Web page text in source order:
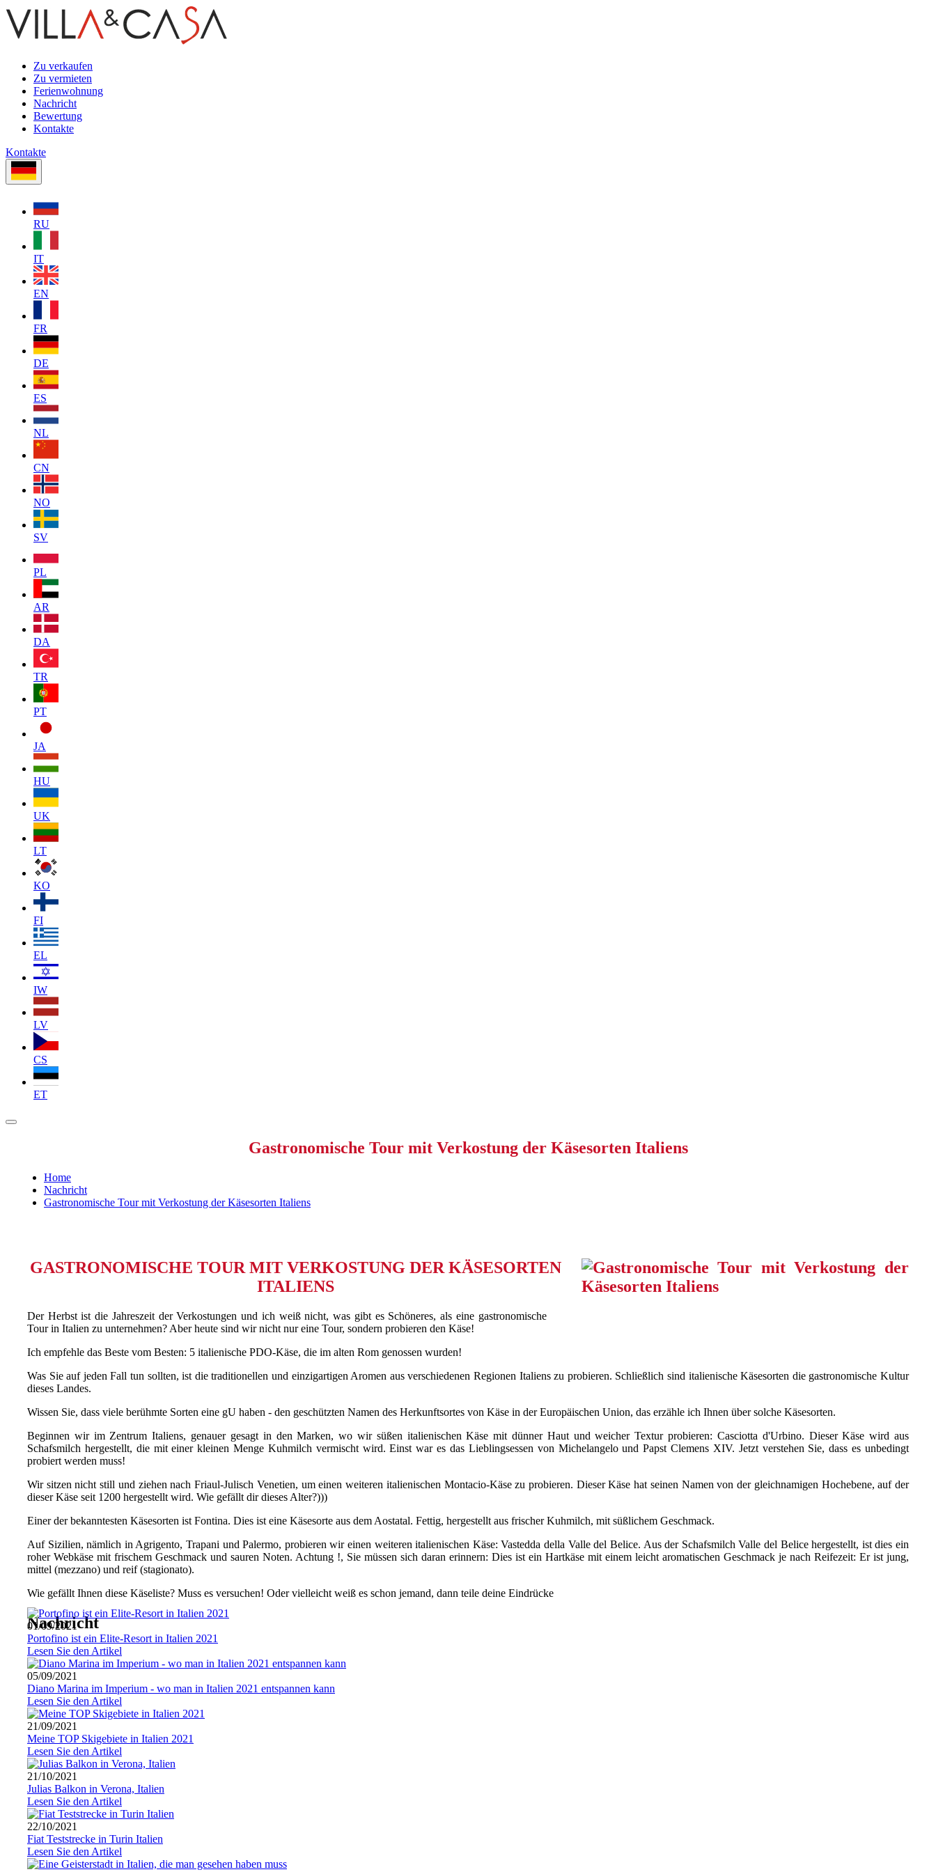
Zu verkaufen
Zu vermieten
Ferienwohnung
Nachricht
Bewertung
Kontakte
Kontakte
RU
IT
EN
FR
DE
ES
NL
CN
NO
SV
PL
AR
DA
TR
PT
JA
HU
UK
LT
KO
FI
EL
IW
LV
CS
ET
Gastronomische Tour mit Verkostung der Käsesorten Italiens
Home
Nachricht
Gastronomische Tour mit Verkostung der Käsesorten Italiens
GASTRONOMISCHE TOUR MIT VERKOSTUNG DER KÄSESORTEN
ITALIENS
Der Herbst ist die Jahreszeit der Verkostungen und ich weiß nicht, was gibt es Schöneres, als eine gastronomische
Tour in Italien zu unternehmen? Aber heute sind wir nicht nur eine Tour, sondern probieren den Käse!
Ich empfehle das Beste vom Besten: 5 italienische PDO-Käse, die im alten Rom genossen wurden!
Was Sie auf jeden Fall tun sollten, ist die traditionellen und einzigartigen Aromen aus verschiedenen Regionen Italiens zu probieren. Schließlich sind italienische Käsesorten die gastronomische Kultur
dieses Landes.
Wissen Sie, dass viele berühmte Sorten eine gU haben - den geschützten Namen des Herkunftsortes von Käse in der Europäischen Union, das erzähle ich Ihnen über solche Käsesorten.
Beginnen wir im Zentrum Italiens, genauer gesagt in den Marken, wo wir süßen italienischen Käse mit dünner Haut und weicher Textur probieren: Casciotta d'Urbino. Dieser Käse wird aus
Schafsmilch hergestellt, die mit einer kleinen Menge Kuhmilch vermischt wird. Einst war es das Lieblingsessen von Michelangelo und Papst Clemens XIV. Jetzt verstehen Sie, dass es unbedingt
probiert werden muss!
Wir sitzen nicht still und ziehen nach Friaul-Julisch Venetien, um einen weiteren italienischen Montacio-Käse zu probieren. Dieser Käse hat seinen Namen von der gleichnamigen Hochebene, auf der
dieser Käse seit 1200 hergestellt wird. Wie gefällt dir dieses Alter?)))
Einer der bekanntesten Käsesorten ist Fontina. Dies ist eine Käsesorte aus dem Aostatal. Fettig, hergestellt aus frischer Kuhmilch, mit süßlichem Geschmack.
Auf Sizilien, nämlich in Agrigento, Trapani und Palermo, probieren wir einen weiteren italienischen Käse: Vastedda della Valle del Belice. Aus der Schafsmilch Valle del Belice hergestellt, ist dies ein
roher Webkäse mit frischem Geschmack und sauren Noten. Achtung !, Sie müssen sich daran erinnern: Dies ist ein Hartkäse mit einem leicht aromatischen Geschmack je nach Reifezeit: Er ist jung,
mittel (mezzano) und reif (stagionato).
Wie gefällt Ihnen diese Käseliste? Muss es versuchen! Oder vielleicht weiß es schon jemand, dann teile deine Eindrücke
Nachricht
01/09/2021
Portofino ist ein Elite-Resort in Italien 2021
Lesen Sie den Artikel
05/09/2021
Diano Marina im Imperium - wo man in Italien 2021 entspannen kann
Lesen Sie den Artikel
21/09/2021
Meine TOP Skigebiete in Italien 2021
Lesen Sie den Artikel
21/10/2021
Julias Balkon in Verona, Italien
Lesen Sie den Artikel
22/10/2021
Fiat Teststrecke in Turin Italien
Lesen Sie den Artikel